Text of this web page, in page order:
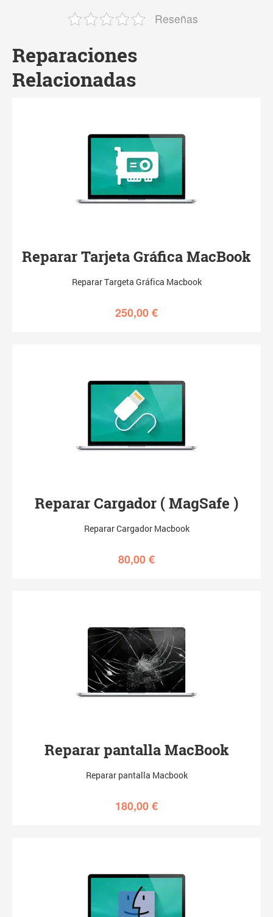
Reseñas
Reparaciones
Relacionadas
Reparar Tarjeta Gráfica MacBook
Reparar Targeta Gráfica Macbook
250,00€
Reparar Cargador ( MagSafe )
Reparar Cargador Macbook
80,00€
Reparar pantalla MacBook
Reparar pantalla Macbook
180,00€